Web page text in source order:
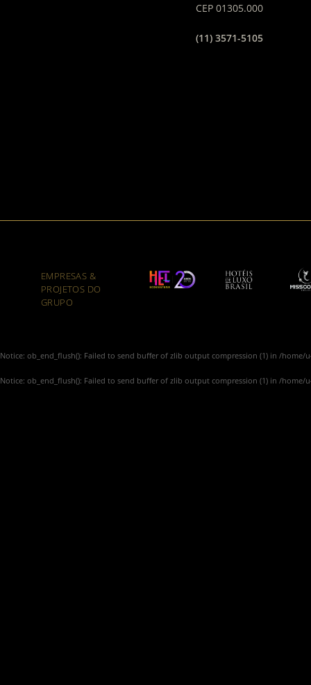
CEP 01305.000
(11) 3571-5105
EMPRESAS &
PROJETOS DO
GRUPO
Notice: ob_end_flush(): Failed to send buffer of zlib output compression (1) in /home/
Notice: ob_end_flush(): Failed to send buffer of zlib output compression (1) in /home/